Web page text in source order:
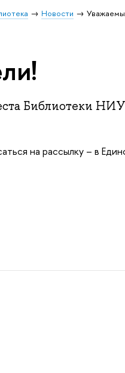
Новости
Библиотеки
на рассылку – в